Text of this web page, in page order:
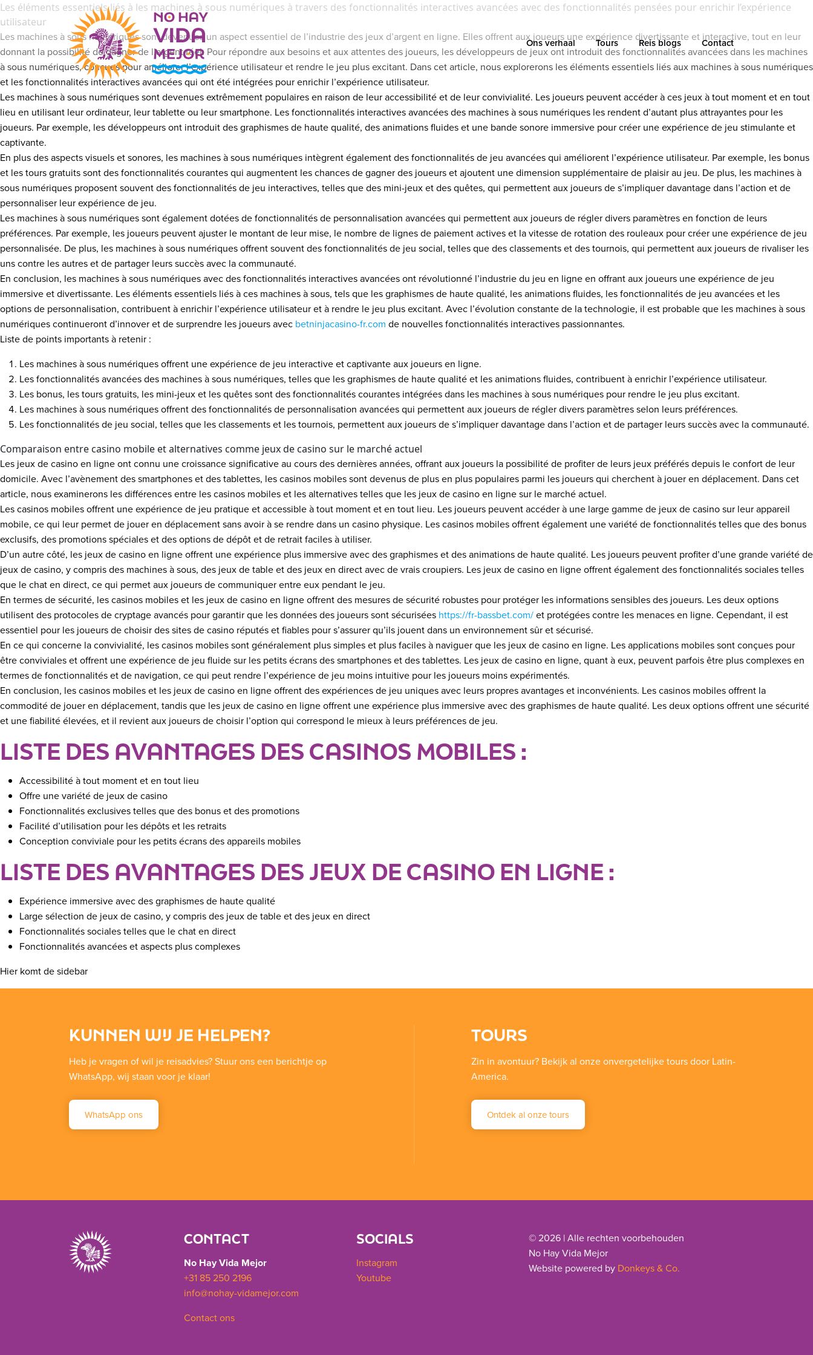
Ons verhaal Tours Reis blogs Contact
Les éléments essentiels liés à les machines à sous numériques à travers des fonctionnalités interactives avancées avec des fonctionnalités pensées pour enrichir l’expérience
utilisateur
Les machines à sous numériques sont devenues un aspect essentiel de l’industrie des jeux d’argent en ligne. Elles offrent aux joueurs une expérience divertissante et interactive, tout en leur
donnant la possibilité de gagner de l’argent réel. Pour répondre aux besoins et aux attentes des joueurs, les développeurs de jeux ont introduit des fonctionnalités avancées dans les machines
à sous numériques, conçues pour améliorer l’expérience utilisateur et rendre le jeu plus excitant. Dans cet article, nous explorerons les éléments essentiels liés aux machines à sous numériques
et les fonctionnalités interactives avancées qui ont été intégrées pour enrichir l’expérience utilisateur.
Les machines à sous numériques sont devenues extrêmement populaires en raison de leur accessibilité et de leur convivialité. Les joueurs peuvent accéder à ces jeux à tout moment et en tout
lieu en utilisant leur ordinateur, leur tablette ou leur smartphone. Les fonctionnalités interactives avancées des machines à sous numériques les rendent d’autant plus attrayantes pour les
joueurs. Par exemple, les développeurs ont introduit des graphismes de haute qualité, des animations fluides et une bande sonore immersive pour créer une expérience de jeu stimulante et
captivante.
En plus des aspects visuels et sonores, les machines à sous numériques intègrent également des fonctionnalités de jeu avancées qui améliorent l’expérience utilisateur. Par exemple, les bonus
et les tours gratuits sont des fonctionnalités courantes qui augmentent les chances de gagner des joueurs et ajoutent une dimension supplémentaire de plaisir au jeu. De plus, les machines à
sous numériques proposent souvent des fonctionnalités de jeu interactives, telles que des mini-jeux et des quêtes, qui permettent aux joueurs de s’impliquer davantage dans l’action et de
personnaliser leur expérience de jeu.
Les machines à sous numériques sont également dotées de fonctionnalités de personnalisation avancées qui permettent aux joueurs de régler divers paramètres en fonction de leurs
préférences. Par exemple, les joueurs peuvent ajuster le montant de leur mise, le nombre de lignes de paiement actives et la vitesse de rotation des rouleaux pour créer une expérience de jeu
personnalisée. De plus, les machines à sous numériques offrent souvent des fonctionnalités de jeu social, telles que des classements et des tournois, qui permettent aux joueurs de rivaliser les
uns contre les autres et de partager leurs succès avec la communauté.
En conclusion, les machines à sous numériques avec des fonctionnalités interactives avancées ont révolutionné l’industrie du jeu en ligne en offrant aux joueurs une expérience de jeu
immersive et divertissante. Les éléments essentiels liés à ces machines à sous, tels que les graphismes de haute qualité, les animations fluides, les fonctionnalités de jeu avancées et les
options de personnalisation, contribuent à enrichir l’expérience utilisateur et à rendre le jeu plus excitant. Avec l’évolution constante de la technologie, il est probable que les machines à sous
numériques continueront d’innover et de surprendre les joueurs avec betninjacasino-fr.com de nouvelles fonctionnalités interactives passionnantes.
Liste de points importants à retenir :
Les machines à sous numériques offrent une expérience de jeu interactive et captivante aux joueurs en ligne.
Les fonctionnalités avancées des machines à sous numériques, telles que les graphismes de haute qualité et les animations fluides, contribuent à enrichir l’expérience utilisateur.
Les bonus, les tours gratuits, les mini-jeux et les quêtes sont des fonctionnalités courantes intégrées dans les machines à sous numériques pour rendre le jeu plus excitant.
Les machines à sous numériques offrent des fonctionnalités de personnalisation avancées qui permettent aux joueurs de régler divers paramètres selon leurs préférences.
Les fonctionnalités de jeu social, telles que les classements et les tournois, permettent aux joueurs de s’impliquer davantage dans l’action et de partager leurs succès avec la communauté.
Comparaison entre casino mobile et alternatives comme jeux de casino sur le marché actuel
Les jeux de casino en ligne ont connu une croissance significative au cours des dernières années, offrant aux joueurs la possibilité de profiter de leurs jeux préférés depuis le confort de leur
domicile. Avec l’avènement des smartphones et des tablettes, les casinos mobiles sont devenus de plus en plus populaires parmi les joueurs qui cherchent à jouer en déplacement. Dans cet
article, nous examinerons les différences entre les casinos mobiles et les alternatives telles que les jeux de casino en ligne sur le marché actuel.
Les casinos mobiles offrent une expérience de jeu pratique et accessible à tout moment et en tout lieu. Les joueurs peuvent accéder à une large gamme de jeux de casino sur leur appareil
mobile, ce qui leur permet de jouer en déplacement sans avoir à se rendre dans un casino physique. Les casinos mobiles offrent également une variété de fonctionnalités telles que des bonus
exclusifs, des promotions spéciales et des options de dépôt et de retrait faciles à utiliser.
D’un autre côté, les jeux de casino en ligne offrent une expérience plus immersive avec des graphismes et des animations de haute qualité. Les joueurs peuvent profiter d’une grande variété de
jeux de casino, y compris des machines à sous, des jeux de table et des jeux en direct avec de vrais croupiers. Les jeux de casino en ligne offrent également des fonctionnalités sociales telles
que le chat en direct, ce qui permet aux joueurs de communiquer entre eux pendant le jeu.
En termes de sécurité, les casinos mobiles et les jeux de casino en ligne offrent des mesures de sécurité robustes pour protéger les informations sensibles des joueurs. Les deux options
utilisent des protocoles de cryptage avancés pour garantir que les données des joueurs sont sécurisées https://fr-bassbet.com/et protégées contre les menaces en ligne. Cependant, il est
essentiel pour les joueurs de choisir des sites de casino réputés et fiables pour s’assurer qu’ils jouent dans un environnement sûr et sécurisé.
En ce qui concerne la convivialité, les casinos mobiles sont généralement plus simples et plus faciles à naviguer que les jeux de casino en ligne. Les applications mobiles sont conçues pour
être conviviales et offrent une expérience de jeu fluide sur les petits écrans des smartphones et des tablettes. Les jeux de casino en ligne, quant à eux, peuvent parfois être plus complexes en
termes de fonctionnalités et de navigation, ce qui peut rendre l’expérience de jeu moins intuitive pour les joueurs moins expérimentés.
En conclusion, les casinos mobiles et les jeux de casino en ligne offrent des expériences de jeu uniques avec leurs propres avantages et inconvénients. Les casinos mobiles offrent la
commodité de jouer en déplacement, tandis que les jeux de casino en ligne offrent une expérience plus immersive avec des graphismes de haute qualité. Les deux options offrent une sécurité
et une fiabilité élevées, et il revient aux joueurs de choisir l’option qui correspond le mieux à leurs préférences de jeu.
LISTE DES AVANTAGES DES CASINOS MOBILES :
Accessibilité à tout moment et en tout lieu
Offre une variété de jeux de casino
Fonctionnalités exclusives telles que des bonus et des promotions
Facilité d’utilisation pour les dépôts et les retraits
Conception conviviale pour les petits écrans des appareils mobiles
LISTE DES AVANTAGES DES JEUX DE CASINO EN LIGNE :
Expérience immersive avec des graphismes de haute qualité
Large sélection de jeux de casino, y compris des jeux de table et des jeux en direct
Fonctionnalités sociales telles que le chat en direct
Fonctionnalités avancées et aspects plus complexes
Hier komt de sidebar
KUNNEN WIJ JE HELPEN?
Heb je vragen of wil je reisadvies? Stuur ons een berichtje op
WhatsApp, wij staan voor je klaar!
WhatsApp ons
TOURS
Zin in avontuur? Bekijk al onze onvergetelijke tours door Latin-
America.
Ontdek al onze tours
CONTACT
No Hay Vida Mejor
+31 85 250 2196
info@nohay-vidamejor.com
Contact ons
SOCIALS
Instagram
Youtube
© 2026 | Alle rechten voorbehouden
No Hay Vida Mejor
Website powered by Donkeys & Co.